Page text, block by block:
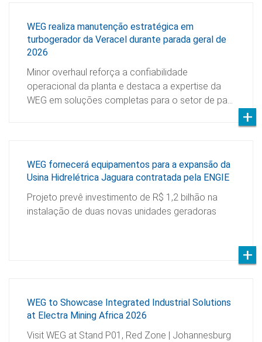
WEG realiza manutenção estratégica em
turbogerador da Veracel durante parada geral de
2026
Minor overhaul reforça a confiabilidade
operacional da planta e destaca a expertise da
WEG em soluções completas para o setor de pa…
WEG fornecerá equipamentos para a expansão da
Usina Hidrelétrica Jaguara contratada pela ENGIE
Projeto prevê investimento de R$ 1,2 bilhão na
instalação de duas novas unidades geradoras
WEG to Showcase Integrated Industrial Solutions
at Electra Mining Africa 2026
Visit WEG at Stand P01, Red Zone | Johannesburg